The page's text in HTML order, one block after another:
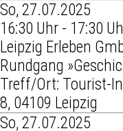
So, 27.07.2025
16:30 Uhr - 17:30
Leipzig Erleben
Rundgang
Treff/Ort: Tourist-
8, 04109 Leipzig
So, 27.07.2025